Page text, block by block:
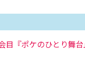
目『ポケのひとり舞